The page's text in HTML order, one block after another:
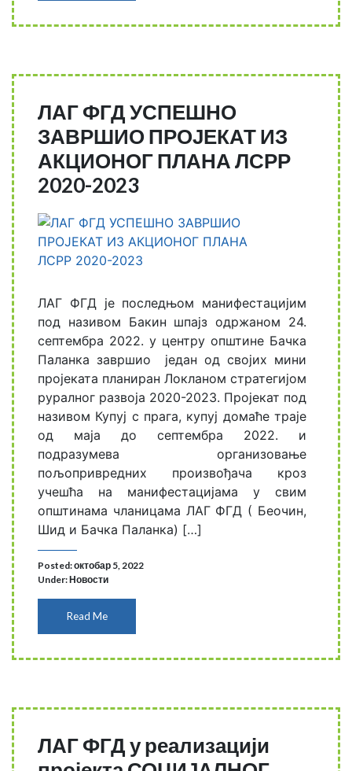
ЛАГ ФГД УСПЕШНО
ЗАВРШИО ПРОЈЕКАТ ИЗ
АКЦИОНОГ ПЛАНА ЛСРР
2020-2023
ЛАГ ФГД је последњом манифестацијим
под називом Бакин шпајз одржаном 24.
септембра 2022. у центру општине Бачка
Паланка завршио један од својих мини
пројеката планиран Локланом стратегијом
руралног развоја 2020-2023. Пројекат под
називом Купуј с прага, купуј домаће траје
од маја до септембра 2022. и
подразумева организовање
пољопривредних произвођача кроз
учешћа на манифестацијама у свим
општинама чланицама ЛАГ ФГД ( Беочин,
Шид и Бачка Паланка) […]
Posted: октобар 5, 2022
Under:Новости
Read Me
ЛАГ ФГД у реализацији